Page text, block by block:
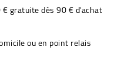
gratuite dès 90 € d'achat
ou en point relais